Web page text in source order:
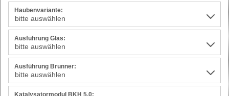
Haubenvariante:
Ausführung Glas:
Ausführung Brunner: